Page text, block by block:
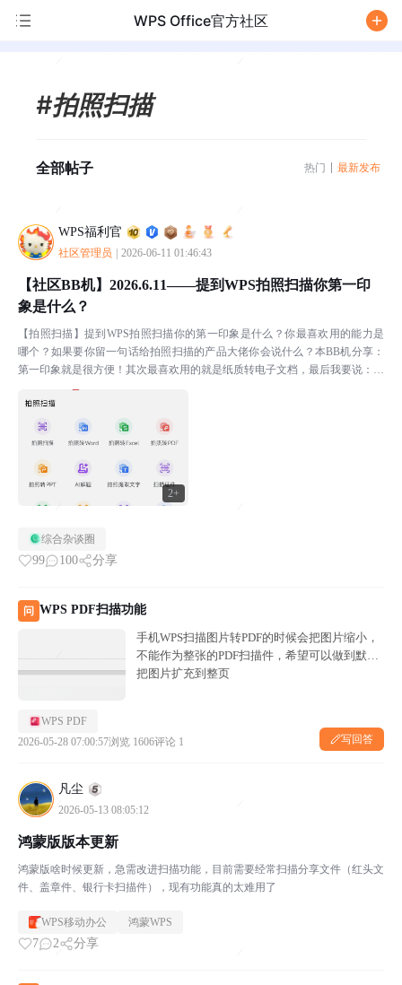
WPS Office官方社区
#拍照扫描
全部帖子 热门 最新发布
WPS福利官
社区管理员 2026-06-11 01:46:43
2+
【社区BB机】2026.6.11——提到WPS拍照扫描你第一印
象是什么？
【拍照扫描】提到WPS拍照扫描你的第一印象是什么？你最喜欢用的能力是
哪个？如果要你留一句话给拍照扫描的产品大佬你会说什么？本BB机分享：
第一印象就是很方便！其次最喜欢用的就是纸质转电子文档，最后我要说：各
位大佬加油我想要更多更实用的功能！！🚩什么是BB机：...
综合杂谈圈
99 100 分享
问 WPS PDF扫描功能
手机WPS扫描图片转PDF的时候会把图片缩小，
不能作为整张的PDF扫描件，希望可以做到默认
把图片扩充到整页
WPS PDF
2026-05-28 07:00:57浏览 1606评论 1 写回答
凡尘
2026-05-13 08:05:12
鸿蒙版版本更新
鸿蒙版啥时候更新，急需改进扫描功能，目前需要经常扫描分享文件（红头文
件、盖章件、银行卡扫描件），现有功能真的太难用了
WPS移动办公 鸿蒙WPS
7 2 分享